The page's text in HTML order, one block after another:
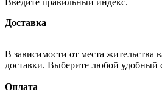
Доставка
В зависимости от места жительства
доставки. Выберите любой удобный
Оплата